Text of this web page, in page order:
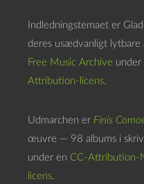
Indledningstemaet er Glad
deres usædvanligt lytbare
Free Music Archive under
Attribution-licens.
Udmarchen er Finis
œuvre — 98 albums i
under en CC-Attribution-
licens.